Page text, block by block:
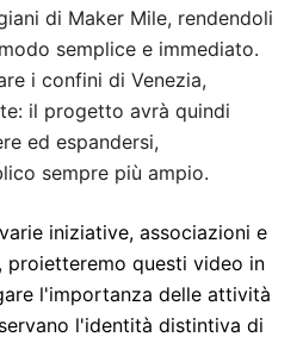
di Maker Mile, rendendoli
semplice e immediato.
i confini di Venezia,
il progetto avrà quindi
ed espandersi,
sempre più ampio.
iniziative, associazioni e
questi video in
l'importanza delle attività
l'identità distintiva di